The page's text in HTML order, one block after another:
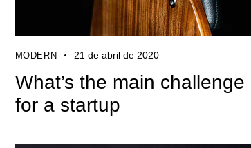
MODERN 21 de abril de 2020
What’s the main challenge
for a startup